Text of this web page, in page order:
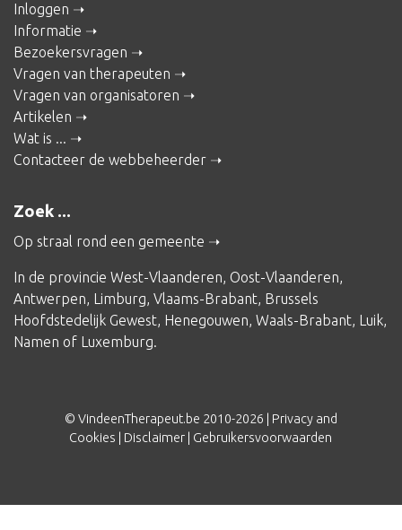
Inloggen
Informatie
Bezoekersvragen
Vragen van therapeuten
Vragen van organisatoren
Artikelen
Wat is ...
Contacteer de webbeheerder
Zoek ...
Op straal rond een gemeente
In de provincie West-Vlaanderen, Oost-Vlaanderen,
Antwerpen, Limburg, Vlaams-Brabant, Brussels
Hoofdstedelijk Gewest, Henegouwen, Waals-Brabant, Luik,
Namen of Luxemburg.
© VindeenTherapeut.be 2010-2026 | Privacy and
Cookies
Disclaimer Gebruikersvoorwaarden